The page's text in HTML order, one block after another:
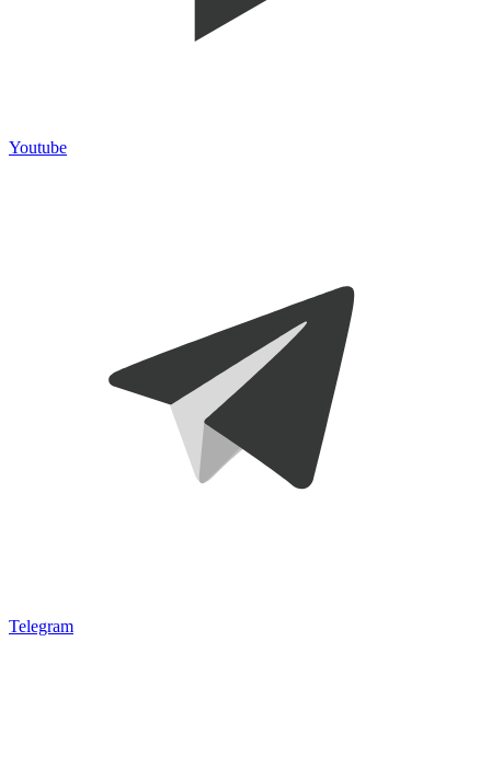
Youtube
Telegram